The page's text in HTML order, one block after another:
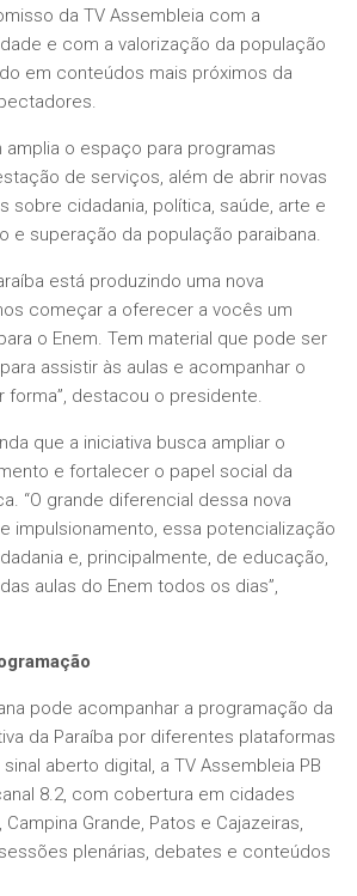
da TV Assembleia com a
e com a valorização da população
em conteúdos mais próximos da
o espaço para programas
de serviços, além de abrir novas
sobre cidadania, política, saúde, arte e
e superação da população paraibana.
está produzindo uma nova
começar a oferecer a vocês um
o Enem. Tem material que pode ser
assistir às aulas e acompanhar o
forma”, destacou o presidente.
que a iniciativa busca ampliar o
e fortalecer o papel social da
“O grande diferencial dessa nova
impulsionamento, essa potencialização
e, principalmente, de educação,
aulas do Enem todos os dias”,
pode acompanhar a programação da
da Paraíba por diferentes plataformas
aberto digital, a TV Assembleia PB
8.2, com cobertura em cidades
Grande, Patos e Cajazeiras,
plenárias, debates e conteúdos